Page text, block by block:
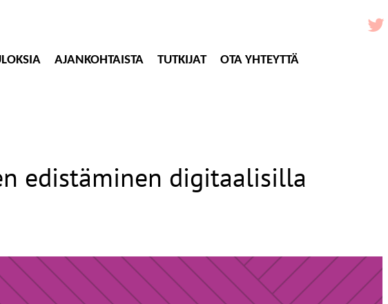
AJANKOHTAISTA TUTKIJAT OTA YHTEYTTÄ
edistäminen digitaalisilla